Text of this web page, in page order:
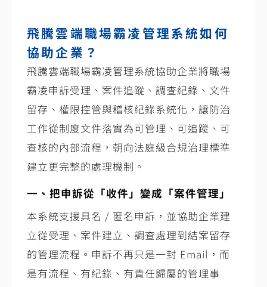
飛騰雲端職場霸凌管理系統如何
協助企業？
飛騰雲端職場霸凌管理系統協助企業將職場
霸凌申訴受理、案件追蹤、調查紀錄、文件
留存、權限控管與稽核紀錄系統化，讓防治
工作從制度文件落實為可管理、可追蹤、可
查核的內部流程，朝向法庭級合規治理標準
建立更完整的處理機制。
一、把申訴從「收件」變成「案件管理」
本系統支援具名 / 匿名申訴，並協助企業建
立從受理、案件建立、調查處理到結案留存
的管理流程。申訴不再只是一封 Email ，而
是有流程、有紀錄、有責任歸屬的管理事